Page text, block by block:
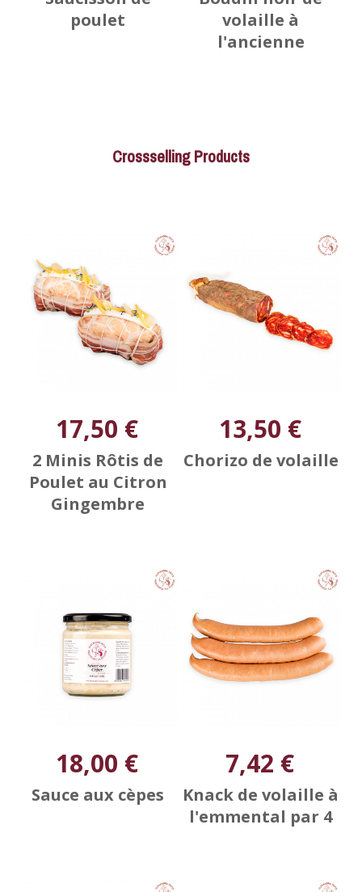
poulet
volaille à
l'ancienne
Crossselling Products
17,50 €
2 Minis Rôtis de
Poulet au Citron
Gingembre
13,50 €
Chorizo de volaille
18,00 €
Sauce aux cèpes
7,42 €
Knack de volaille à
l'emmental par 4